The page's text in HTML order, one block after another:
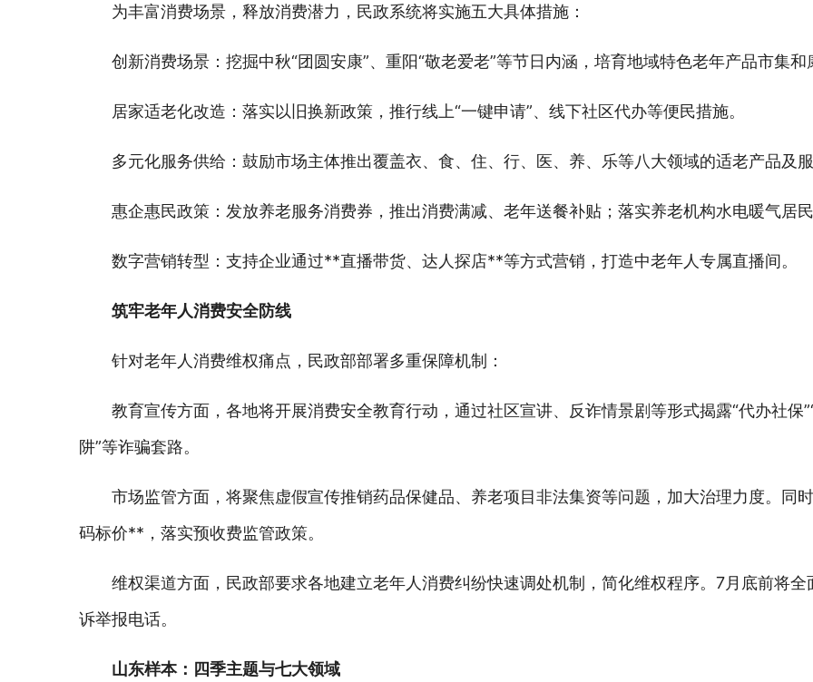
为丰富消费场景，释放消费潜力，民政系统将实施五大具体措施：
创新消费场景：挖掘中秋“团圆安康”、重阳“敬老爱老”等节日内涵，培育地域特色老年产品市集和
居家适老化改造：落实以旧换新政策，推行线上“一键申请”、线下社区代办等便民措施。
多元化服务供给：鼓励市场主体推出覆盖衣、食、住、行、医、养、乐等八大领域的适老产品及服
惠企惠民政策：发放养老服务消费券，推出消费满减、老年送餐补贴；落实养老机构水电暖气居民
数字营销转型：支持企业通过**直播带货、达人探店**等方式营销，打造中老年人专属直播间。
筑牢老年人消费安全防线
针对老年人消费维权痛点，民政部部署多重保障机制：
教育宣传方面，各地将开展消费安全教育行动，通过社区宣讲、反诈情景剧等形式揭露“代办社保
阱”等诈骗套路。
市场监管方面，将聚焦虚假宣传推销药品保健品、养老项目非法集资等问题，加大治理力度。同
码标价**，落实预收费监管政策。
维权渠道方面，民政部要求各地建立老年人消费纠纷快速调处机制，简化维权程序。7月底前将全
诉举报电话。
山东样本：四季主题与七大领域